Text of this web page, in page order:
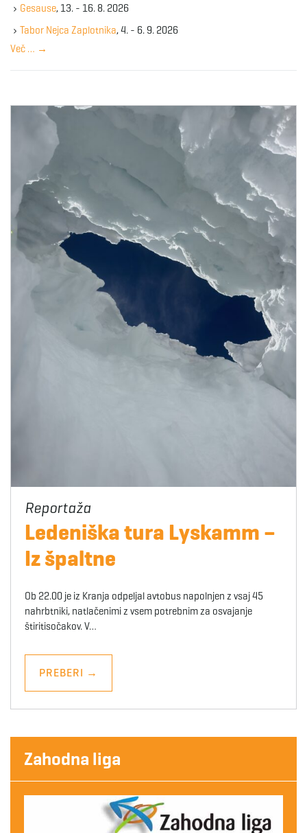
e
y
w
r
Gesause, 13. - 16. 8. 2026
Tabor Nejca Zaplotnika, 4. - 6. 9. 2026
Več … →
Ledeniška tura Lyskamm –
Iz špaltne
Ob 22.00 je iz Kranja odpeljal avtobus napolnjen z vsaj 45
nahrbtniki, natlačenimi z vsem potrebnim za osvajanje
štiritisočakov. V…
PREBERI →
Zahodna liga